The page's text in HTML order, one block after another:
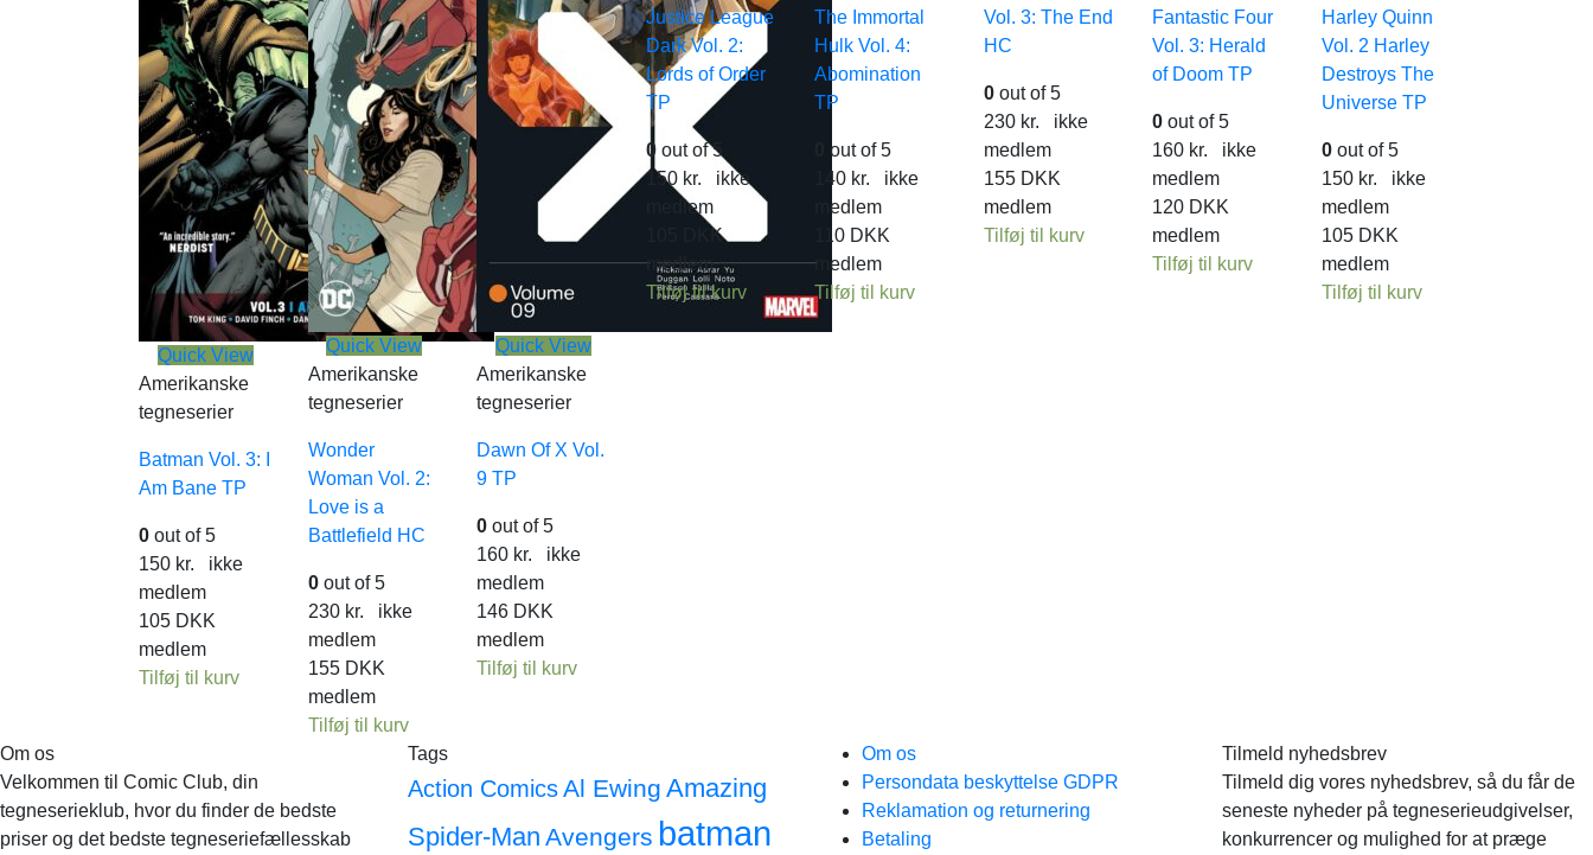
Quick View
Amerikanske
tegneserier
Batman Vol. 3: I
Am Bane TP
0 out of 5
150 kr. ikke
medlem
105 DKK
medlem
Tilføj til kurv
Quick View
Amerikanske
tegneserier
Wonder
Woman Vol. 2:
Love is a
Battlefield HC
0out of 5
230 kr. ikke
medlem
155 DKK
medlem
Tilføj til kurv
Quick View
Amerikanske
tegneserier
Dawn Of X Vol.
9 TP
0 out of 5
160 kr. ikke
medlem
146 DKK
medlem
Tilføj til kurv
Justice League
Dark Vol. 2:
Lords of Order
TP
0out of 5
150 kr. ikke
medlem
DKK
medlem
Tilføj til kurv
The Immortal
Hulk Vol. 4:
Abomination
TP
out of 5
140 kr. ikke
medlem
110 DKK
medlem
Tilføj til kurv
Vol. 3: The End
HC
0out of 5
230 kr. ikke
medlem
155 DKK
medlem
Tilføj til kurv
Fantastic Four
Vol. 3: Herald
of Doom TP
0 out of 5
160 kr. ikke
medlem
120 DKK
medlem
Tilføj til kurv
Harley Quinn
Vol. 2 Harley
Destroys The
Universe TP
0out of 5
150 kr. ikke
medlem
105 DKK
medlem
Tilføj til kurv
Om os
Velkommen til Comic Club, din
tegneserieklub, hvor du finder de bedste
priser og det bedste tegneseriefællesskab
Tags
Action Comics Al Ewing Amazing
Spider-Man Avengers batman
Om os
Persondata beskyttelse GDPR
Reklamation og returnering
Betaling
Tilmeld nyhedsbrev
Tilmeld dig vores nyhedsbrev, så du får de
seneste nyheder på tegneserieudgivelser,
konkurrencer og mulighed for at præge